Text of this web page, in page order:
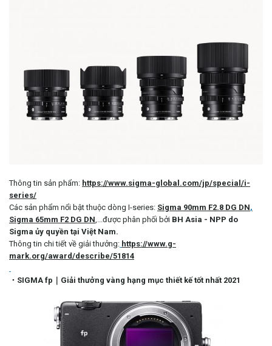
Thông tin sản phẩm: https://www.sigma-global.com/jp/special/i-
series/
Các sản phẩm nổi bật thuộc dòng I-series: Sigma 90mm F2.8 DG DN,
Sigma 65mm F2 DG DN ,...được phân phối bởi BH Asia - NPP do
Sigma ủy quyền tại Việt Nam.
Thông tin chi tiết về giải thưởng: https://www.g-
mark.org/award/describe/51814
・SIGMA fp｜Giải thưởng vàng hạng mục thiết kế tốt nhất 2021